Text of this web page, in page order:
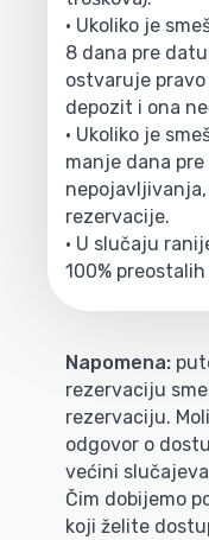
• Ukoliko je
8 dana pre
ostvaruje
depozit i ona
• Ukoliko je
manje dana
rezervacije.
• U slučaju
100%
Napomena:
rezervaciju
rezervaciju.
odgovor o
većini
Čim dobijemo
koji želite